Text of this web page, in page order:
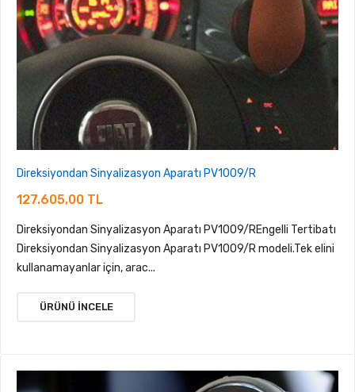
Direksiyondan Sinyalizasyon Aparatı PV1009/R
127.605,00 TL
Direksiyondan Sinyalizasyon Aparatı PV1009/REngelli Tertibatı
Direksiyondan Sinyalizasyon Aparatı PV1009/R modeli.Tek elini
kullanamayanlar için, arac...
ÜRÜNÜ İNCELE